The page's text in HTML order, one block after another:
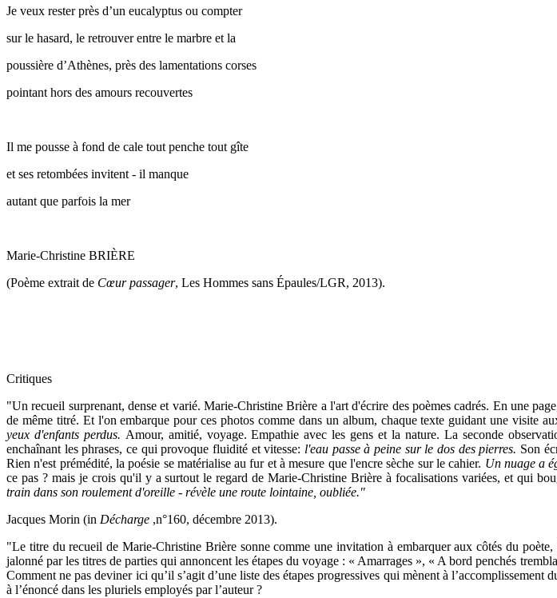
Je veux rester près d’un eucalyptus ou compter
sur le hasard, le retrouver entre le marbre et la
poussière d’Athènes, près des lamentations corses
pointant hors des amours recouvertes
Il me pousse à fond de cale tout penche tout gîte
et ses retombées invitent - il manque
autant que parfois la mer
Marie-Christine BRIÈRE
(Poème extrait de Cœur passager, Les Hommes sans Épaules/LGR, 2013).
Critiques
"Un recueil surprenant, dense et varié. Marie-Christine Brière a l'art d'écrire des poèmes cadrés. En une
de même titré. Et l'on embarque pour ces photos comme dans un album, chaque texte guidant une visite
yeux d'enfants perdus. Amour, amitié, voyage. Empathie avec les gens et la nature. La seconde
enchaînant les phrases, ce qui provoque fluidité et vitesse: l'eau passe à peine sur le dos des pierres. Son
Rien n'est prémédité, la poésie se matérialise au fur et à mesure que l'encre sèche sur le cahier. Un nuage a
ce pas ? mais je crois qu'il y a surtout le regard de Marie-Christine Brière à focalisations variées, et qui
train dans son roulement d'oreille - révèle une route lointaine, oubliée."
Jacques Morin (in Décharge ,n°160, décembre 2013).
"Le titre du recueil de Marie-Christine Brière sonne comme une invitation à embarquer aux côtés du
jalonné par les titres de parties qui annoncent les étapes du voyage : « Amarrages », « A bord penchés
Comment ne pas deviner ici qu’il s’agit d’une liste des étapes progressives qui mènent à
à l’énoncé dans les pluriels employés par l’auteur ?